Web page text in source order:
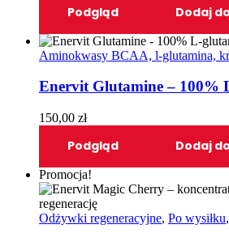
Podgląd Dodaj
Aminokwasy BCAA, l-glutamina,
Enervit Glutamine – 100%
150,00 zł
Podgląd Dodaj
Promocja!
Odżywki regeneracyjne, Po wysiłku,